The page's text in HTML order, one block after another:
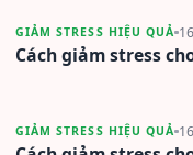
GIẢM STRESS HIỆU QUẢ
Cách giảm stress
GIẢM STRESS HIỆU QUẢ